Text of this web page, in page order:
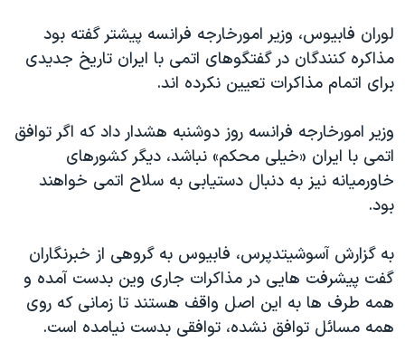
لوران فابیوس، وزیر امورخارجه فرانسه پیشتر گفته بود
مذاکره کنندگان در گفتگوهای اتمی با ایران تاریخ جدیدی
برای اتمام مذاکرات تعیین نکرده اند.
وزیر امورخارجه فرانسه روز دوشنبه هشدار داد که اگر توافق
اتمی با ایران «خیلی محکم» نباشد، دیگر کشورهای
خاورمیانه نیز به دنبال دستیابی به سلاح اتمی خواهند
بود.
به گزارش آسوشیتدپرس، فابیوس به گروهی از خبرنگاران
گفت پیشرفت هایی در مذاکرات جاری وین بدست آمده و
همه طرف ها به این اصل واقف هستند تا زمانی که روی
همه مسائل توافق نشده، توافقی بدست نیامده است.